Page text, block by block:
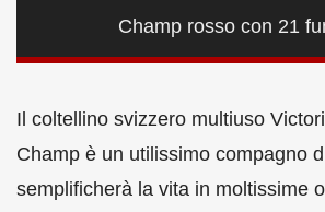
Champ rosso con 21
Il coltellino svizzero multiuso
Champ è un utilissimo compagno
semplificherà la vita in moltissime